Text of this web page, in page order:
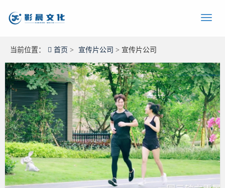
当前位置： 首页 > 宣传片公司 > 宣传片公司